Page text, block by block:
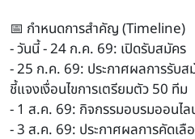
📅 กำหนดการสำคัญ (Timeline)
- วันนี้ - 24 ก.ค. 69: เปิดรับสมัคร
- 25 ก.ค. 69: ประกาศผลการรับส
ชี้แจงเงื่อนไขการเตรียมตัว 50 ทีม
- 1 ส.ค. 69: กิจกรรมอบรมออนไ
- 3 ส.ค. 69: ประกาศผลการคัดเลื